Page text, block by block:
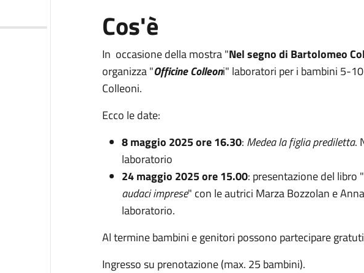
Cos'è
In occasione della mostra "Nel segno di Bartolomeo
organizza "Officine Colleoni" laboratori per i bambini 5-
Colleoni.
Ecco le date:
8 maggio 2025 ore 16.30: Medea la figlia prediletta.
laboratorio
24 maggio 2025 ore 15.00: presentazione del libro "
audaci imprese" con le autrici Marza Bozzolan e
laboratorio.
Al termine bambini e genitori possono partecipare
Ingresso su prenotazione (max. 25 bambini).